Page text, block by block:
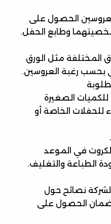
الحصول على
وطابع الحفل.
المختلفة مثل الورق
بحسب رغبة العروسين.
للكميات الصغيرة
للحفلات الخاصة أو
في الموعد
الطباعة والتغليف.
نصائح حول
لضمان الحصول على